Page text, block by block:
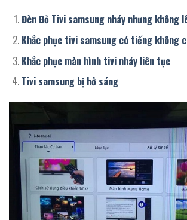
Đèn Đỏ Tivi samsung nháy nhưng không
Khắc phục tivi samsung có tiếng không
Khắc phục màn hình tivi nháy liên tục
Tivi samsung bị hở sáng